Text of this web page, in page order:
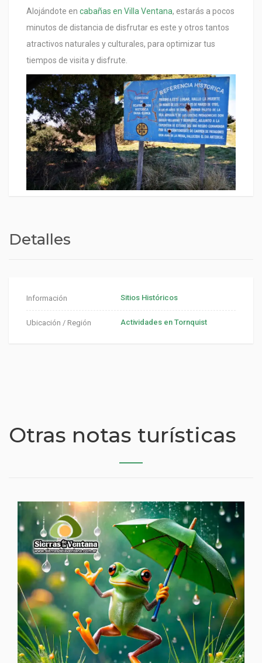
Alojándote en cabañas en Villa Ventana, estarás a pocos
minutos de distancia de disfrutar es este y otros tantos
atractivos naturales y culturales, para optimizar tus
tiempos de visita y disfrute.
Detalles
Información Sitios Históricos
Ubicación / Región Actividades en Tornquist
Otras notas turísticas